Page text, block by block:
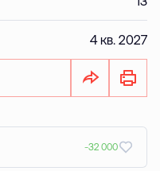
4 кв. 2027
-32 000